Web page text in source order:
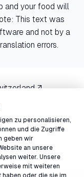
zu personalisieren,
und die Zugriffe
geben wir
an unsere
weiter. Unsere
mit weiteren
haben oder die sie im
and your food will
This text was
and not by a
errors.
↗